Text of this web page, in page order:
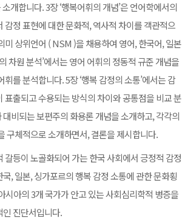
개합니다. 3장 ‘행복어휘의 개념’은 언어학에서의
정 표현에 대한 문화적, 역사적 차이를 객관적으
상위언어 ( NSM )을 채용하여 영어, 한국어, 일본
차원 분석’에서는 영어 어휘의 정동적 규준 개념을
를 분석합니다. 5장 ‘행복 감정의 소통’에서는 감
출되고 수용되는 방식의 차이와 공통점을 비교 분
비되는 보편주의 화용론 개념을 소개하고, 각각의
구체적으로 소개하면서, 결론을 제시합니다.
등이 노골화되어 가는 한국 사회에서 긍정적 감정
, 일본, 싱가포르의 행복 감정 소통에 관한 문화횡
아의 3개 국가가 안고 있는 사회심리학적 병증을
진단서입니다.